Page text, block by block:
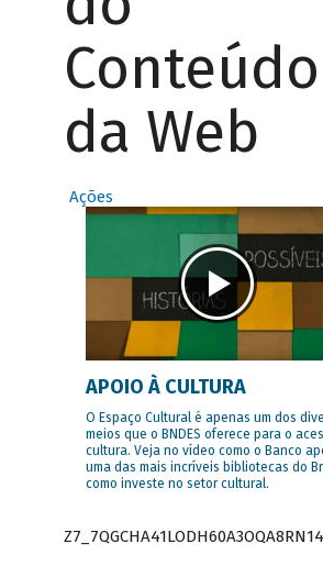
Conteúdo
da Web
Ações
APOIO À CULTURA
O Espaço Cultural é apenas um dos
meios que o BNDES oferece para o
cultura. Veja no vídeo como o Banco
uma das mais incríveis bibliotecas do
como investe no setor cultural.